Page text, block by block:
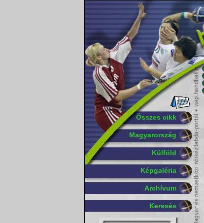
Összes cikk
Magyarország
Külföld
Képgaléria
Archívum
Keresés